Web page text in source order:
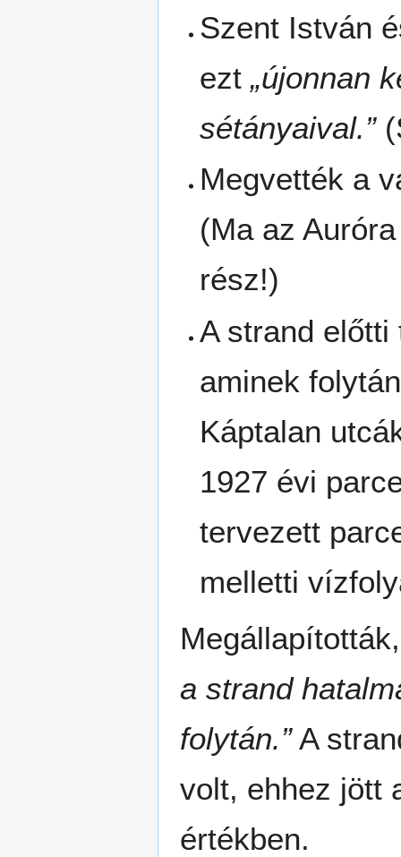
Szent István
ezt„újonnan
sétányaival.”
Megvették a
(Ma az
rész!)
A strand
aminek
Káptalan
1927 évi
tervezett
melletti
a strand
folytán.”A
volt, ehhez jött
értékben.